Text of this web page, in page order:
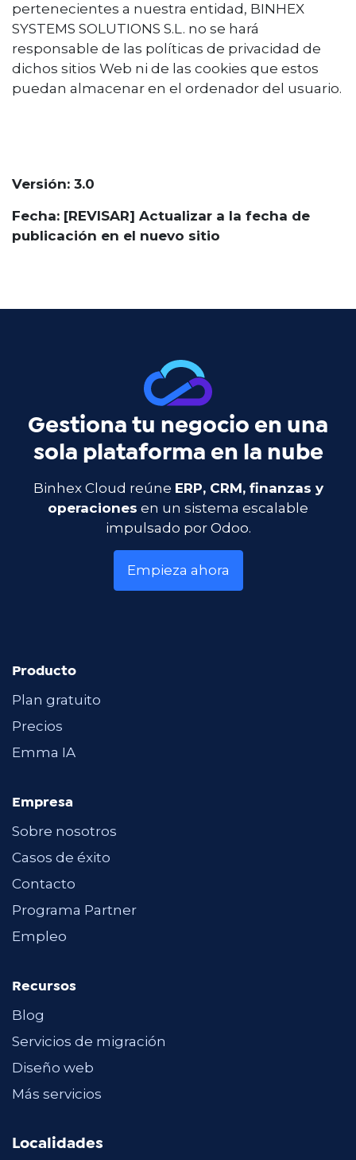
pertenecientes a nuestra entidad, BINHEX
SYSTEMS SOLUTIONS S.L. no se hará
responsable de las políticas de privacidad de
dichos sitios Web ni de las cookies que estos
puedan almacenar en el ordenador del usuario.
Versión: 3.0
Fecha: [REVISAR] Actualizar a la fecha de
publicación en el nuevo sitio
Gestiona tu negocio en una
sola plataforma en la nube
Binhex Cloud reúne ERP, CRM, finanzas y
operaciones en un sistema escalable
impulsado por Odoo.
Empieza ahora
Producto
Plan gratuito
Precios
Emma IA
Empresa
Sobre nosotros
Casos de éxito
Contacto
Programa Partner
Empleo
Recursos
Blog
Servicios de migración
Diseño web
Más servicios
Localidades